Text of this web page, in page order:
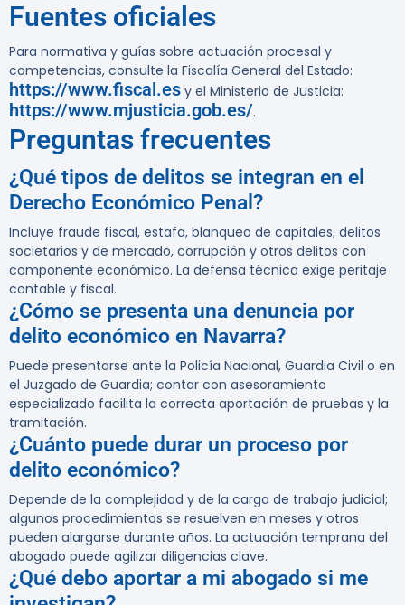
Fuentes oficiales
Para normativa y guías sobre actuación procesal y
competencias, consulte la Fiscalía General del Estado:
https://www.fiscal.es y el Ministerio de Justicia:
https://www.mjusticia.gob.es/.
Preguntas frecuentes
¿Qué tipos de delitos se integran en el
Derecho Económico Penal?
Incluye fraude fiscal, estafa, blanqueo de capitales, delitos
societarios y de mercado, corrupción y otros delitos con
componente económico. La defensa técnica exige peritaje
contable y fiscal.
¿Cómo se presenta una denuncia por
delito económico en Navarra?
Puede presentarse ante la Policía Nacional, Guardia Civil o en
el Juzgado de Guardia; contar con asesoramiento
especializado facilita la correcta aportación de pruebas y la
tramitación.
¿Cuánto puede durar un proceso por
delito económico?
Depende de la complejidad y de la carga de trabajo judicial;
algunos procedimientos se resuelven en meses y otros
pueden alargarse durante años. La actuación temprana del
abogado puede agilizar diligencias clave.
¿Qué debo aportar a mi abogado si me